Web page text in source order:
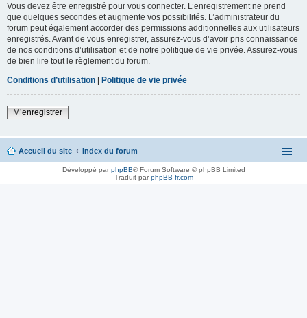
Vous devez être enregistré pour vous connecter. L’enregistrement ne prend
que quelques secondes et augmente vos possibilités. L’administrateur du
forum peut également accorder des permissions additionnelles aux utilisateurs
enregistrés. Avant de vous enregistrer, assurez-vous d’avoir pris connaissance
de nos conditions d’utilisation et de notre politique de vie privée. Assurez-vous
de bien lire tout le règlement du forum.
Conditions d’utilisation | Politique de vie privée
M’enregistrer
Accueil du site Index du forum
Développé parphpBB® Forum Software © phpBB Limited
Traduit parphpBB-fr.com